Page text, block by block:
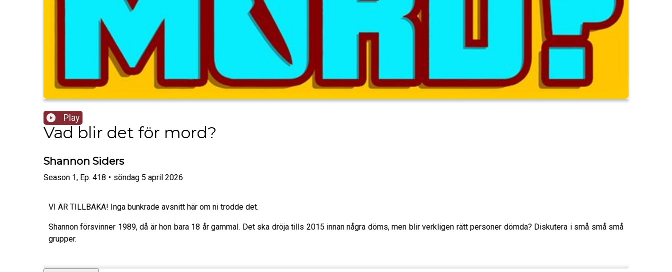
Play
Vad blir det för mord?
Shannon Siders
Season 1, Ep. 418 • söndag 5 april 2026
VI ÄR TILLBAKA! Inga bunkrade avsnitt här om ni trodde det.
Shannon försvinner 1989, då är hon bara 18 år gammal. Det ska dröja tills 2015 innan några döms, men blir verkligen rätt personer dömda? Diskutera i små små små
grupper.